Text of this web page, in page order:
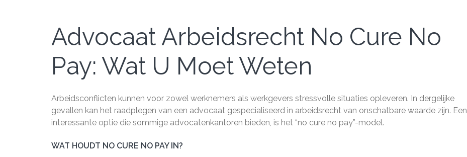
Advocaat Arbeidsrecht No Cure No
Pay: Wat U Moet Weten
Arbeidsconflicten kunnen voor zowel werknemers als werkgevers stressvolle situaties opleveren. In dergelijke
gevallen kan het raadplegen van een advocaat gespecialiseerd in arbeidsrecht van onschatbare waarde zijn. Een
interessante optie die sommige advocatenkantoren bieden, is het “no cure no pay”-model.
WAT HOUDT NO CURE NO PAY IN?